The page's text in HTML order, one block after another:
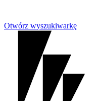
Otwórz wyszukiwarkę